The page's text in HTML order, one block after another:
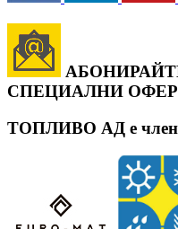
СПЕЦИАЛНИ
ТОПЛИВО АД е член